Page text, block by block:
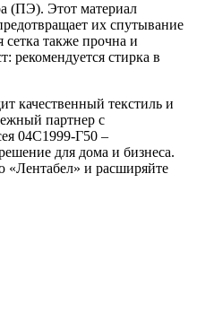
(ПЭ). Этот материал
их спутывание
также прочна и
рекомендуется стирка в
качественный текстиль и
партнер с
04С1999-Г50 –
для дома и бизнеса.
и расширяйте